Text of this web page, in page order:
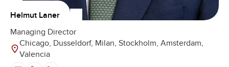
Helmut Laner
Managing Director
Chicago, Dusseldorf, Milan, Stockholm, Amsterdam,
Valencia